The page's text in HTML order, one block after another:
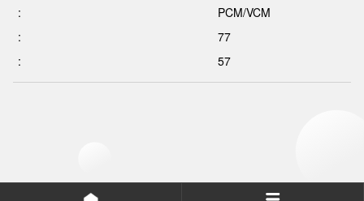
:
PCM/VCM
:
77
:
57